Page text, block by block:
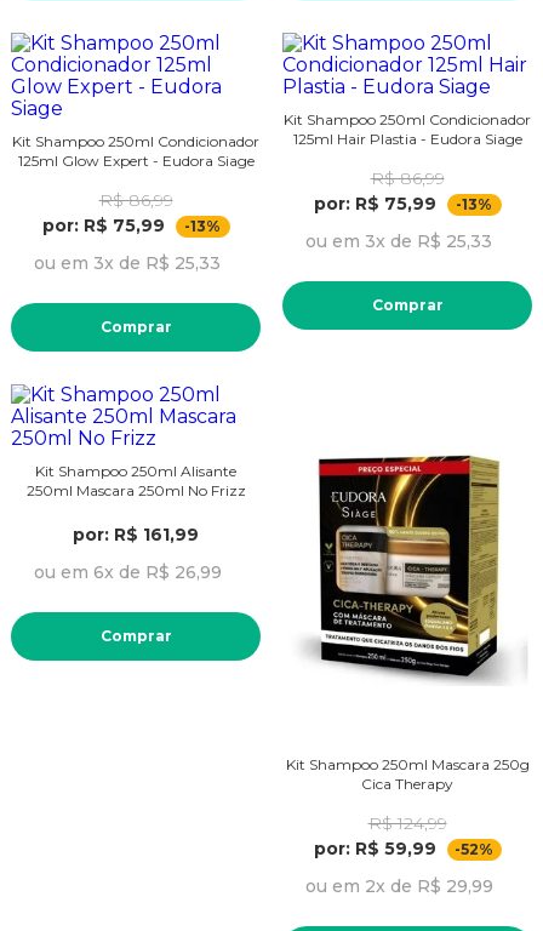
Kit Shampoo 250ml Condicionador
125ml Glow Expert - Eudora Siage
R$ 86,99
por: R$ 75,99
-13%
ou em 3x de R$ 25,33
Comprar
Kit Shampoo 250ml Condicionador
125ml Hair Plastia - Eudora Siage
R$ 86,99
por: R$ 75,99
-13%
ou em 3x de R$ 25,33
Comprar
Kit Shampoo 250ml Alisante
250ml Mascara 250ml No Frizz
por: R$ 161,99
ou em 6x de R$ 26,99
Comprar
Kit Shampoo 250ml Mascara 250g
Cica Therapy
R$ 124,99
por: R$ 59,99
-52%
ou em 2x de R$ 29,99